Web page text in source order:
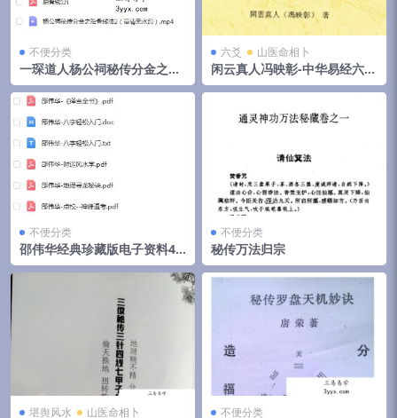
不便分类
一琛道人杨公祠秘传分金之胎
骨线法（高清晰版本）
六爻 山医命相卜
闲云真人冯映彰-中华易经六爻
实用预测技术讲义352页
不便分类
邵伟华经典珍藏版电子资料42
部
不便分类
秘传万法归宗
堪舆风水 山医命相卜 不便分类